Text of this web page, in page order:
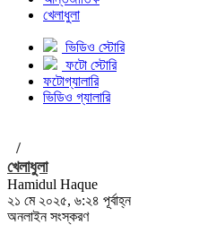
খেলাধুলা
ভিডিও স্টোরি
ফটো স্টোরি
ফটোগ্যালারি
ভিডিও গ্যালারি
/
খেলাধুলা
Hamidul Haque
২১ মে ২০২৫, ৬:২৪ পূর্বাহ্ন
অনলাইন সংস্করণ